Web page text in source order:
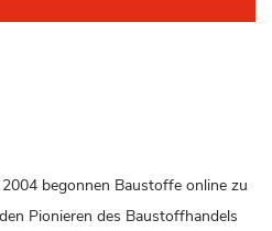
begonnen Baustoffe online zu
Pionieren des Baustoffhandels